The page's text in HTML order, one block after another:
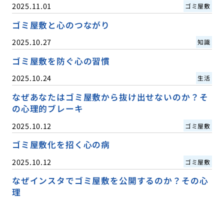
2025.11.01 ゴミ屋敷
ゴミ屋敷と心のつながり
2025.10.27 知識
ゴミ屋敷を防ぐ心の習慣
2025.10.24 生活
なぜあなたはゴミ屋敷から抜け出せないのか？そ
の心理的ブレーキ
2025.10.12 ゴミ屋敷
ゴミ屋敷化を招く心の病
2025.10.12 ゴミ屋敷
なぜインスタでゴミ屋敷を公開するのか？その心
理